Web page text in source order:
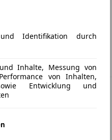
135,0 g/km
Identifikation durch
Inhalte, Messung von
von Inhalten,
Entwicklung und